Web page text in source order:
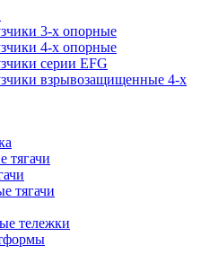
3-х опорные
4-х опорные
серии EFG
взрывозащищенные 4-х
тягачи
тягачи
тележки